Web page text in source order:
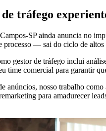
tráfego
SP ainda anuncia no
— sai do ciclo de
gestor de tráfego inclui
time comercial para garantir
anúncios, nosso trabalho
para amadurecer